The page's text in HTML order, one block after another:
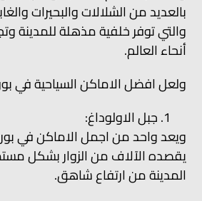
بالعديد من الشلالات والبحيرات
والتي توفر خلفية مذهلة للمدينة
أنحاء العالم.
ولعل افضل الاماكن السياحية في
جبل الاولوداغ:
ويعد واحد من اجمل الاماكن في
يقصده الآلاف من الزوار بشكل
المدينة من ارتفاع شاهق.